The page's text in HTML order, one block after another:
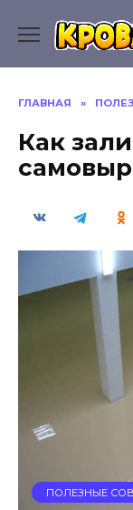
содержанию
ГЛАВНАЯ »
Как
ПОЛЕЗНЫЕ